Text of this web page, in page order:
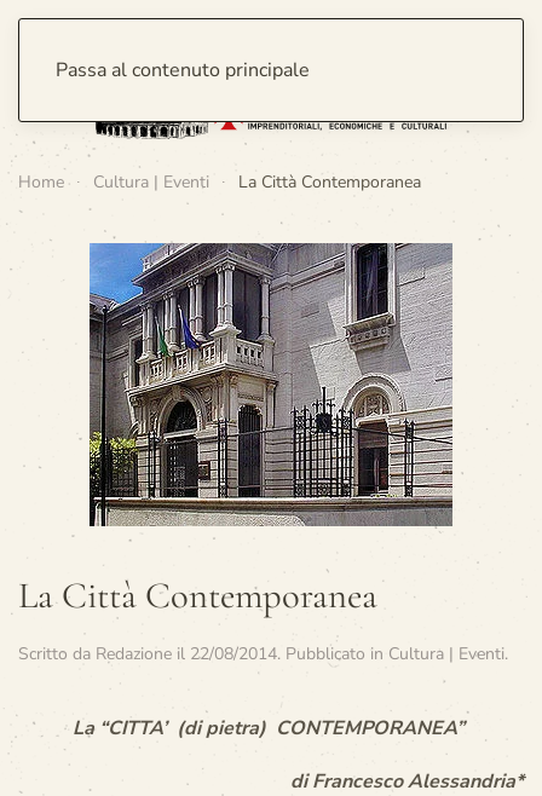
Passa al contenuto principale
Home Cultura | Eventi La Città Contemporanea
La Città Contemporanea
Scritto da Redazione il 22/08/2014. Pubblicato in Cultura | Eventi.
La “CITTA’ (di pietra) CONTEMPORANEA”
di Francesco Alessandria*